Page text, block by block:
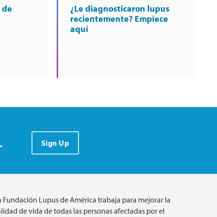
¿Le diagnosticaron lupus
recientemente? Empiece
aquí
Sign Up
Fundación Lupus de América trabaja para mejorar la
de vida de todas las personas afectadas por el